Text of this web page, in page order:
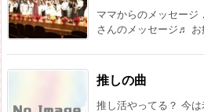
ママからのメッセー
さんのメッセージ♬ お
推しの曲
推し活やってる？ 今